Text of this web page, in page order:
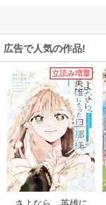
広告で人気の作品!
立読み増量